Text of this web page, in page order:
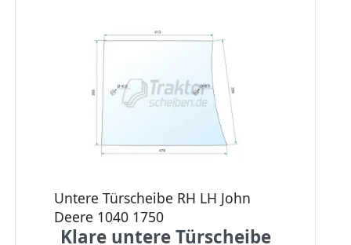
Untere Türscheibe RH LH John
Deere 1040 1750
Klare untere Türscheibe